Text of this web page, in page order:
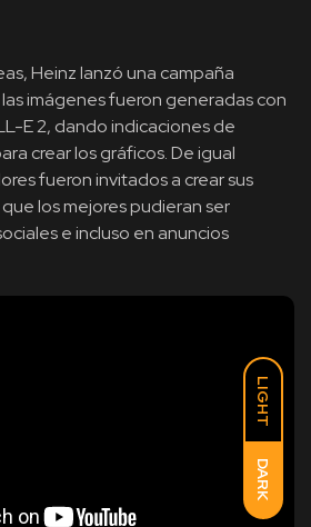
LIGHT
DARK
Heinz lanzó una campaña
imágenes fueron generadas con
E 2, dando indicaciones de
crear los gráficos. De igual
fueron invitados a crear sus
los mejores pudieran ser
e incluso en anuncios